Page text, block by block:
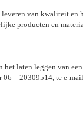
leveren van kwaliteit en
producten en
het laten leggen van
06 – 20309514, te e-